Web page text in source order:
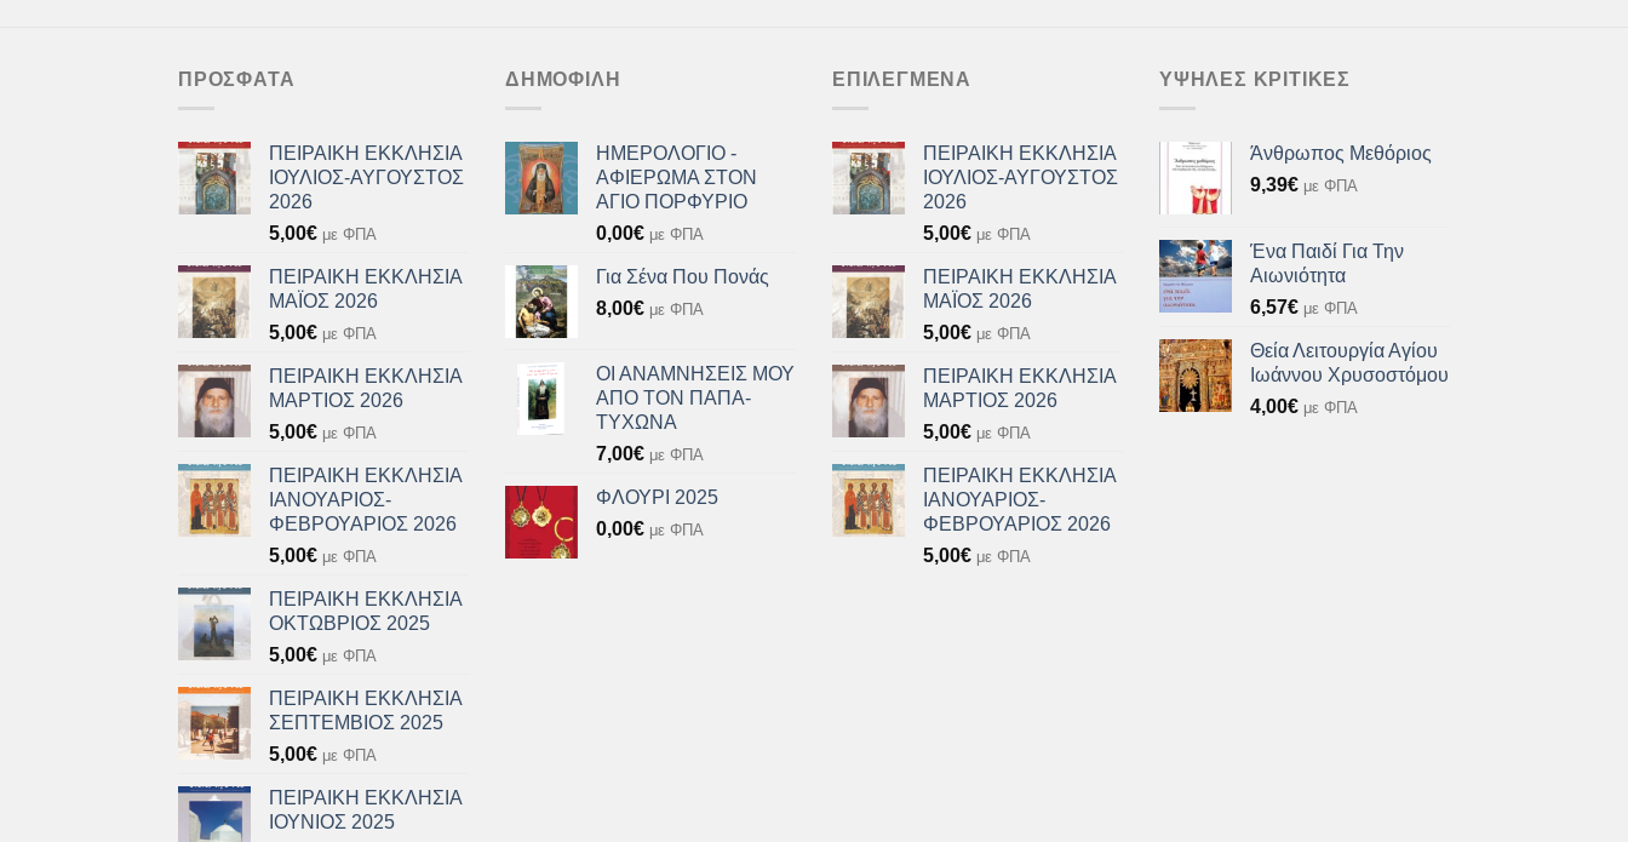
ΠΡΌΣΦΑΤΑ
ΠΕΙΡΑΙΚΗ ΕΚΚΛΗΣΙΑ
ΙΟΥΛΙΟΣ-ΑΥΓΟΥΣΤΟΣ
2026
5,00€ με ΦΠΑ
ΠΕΙΡΑΙΚΗ ΕΚΚΛΗΣΙΑ
ΜΑΪΟΣ 2026
5,00€ με ΦΠΑ
ΠΕΙΡΑΙΚΗ ΕΚΚΛΗΣΙΑ
ΜΑΡΤΙΟΣ 2026
5,00€ με ΦΠΑ
ΠΕΙΡΑΙΚΗ ΕΚΚΛΗΣΙΑ
ΙΑΝΟΥΑΡΙΟΣ-
ΦΕΒΡΟΥΑΡΙΟΣ 2026
5,00€ με ΦΠΑ
ΠΕΙΡΑΙΚΗ ΕΚΚΛΗΣΙΑ
ΟΚΤΩΒΡΙΟΣ 2025
5,00€ με ΦΠΑ
ΠΕΙΡΑΙΚΗ ΕΚΚΛΗΣΙΑ
ΣΕΠΤΕΜΒΙΟΣ 2025
5,00€ με ΦΠΑ
ΠΕΙΡΑΙΚΗ ΕΚΚΛΗΣΙΑ
ΙΟΥΝΙΟΣ 2025
ΔΗΜΟΦΙΛΉ
ΗΜΕΡΟΛΟΓΙΟ -
ΑΦΙΕΡΩΜΑ ΣΤΟΝ
ΑΓΙΟ ΠΟΡΦΥΡΙΟ
0,00€ με ΦΠΑ
Για Σένα Που Πονάς
8,00€ με ΦΠΑ
ΟΙ ΑΝΑΜΝΗΣΕΙΣ ΜΟΥ
ΑΠΟ ΤΟΝ ΠΑΠΑ-
ΤΥΧΩΝΑ
7,00€ με ΦΠΑ
ΦΛΟΥΡΙ 2025
0,00€ με ΦΠΑ
ΕΠΙΛΕΓΜΈΝΑ
ΠΕΙΡΑΙΚΗ ΕΚΚΛΗΣΙΑ
ΙΟΥΛΙΟΣ-ΑΥΓΟΥΣΤΟΣ
2026
5,00€ με ΦΠΑ
ΠΕΙΡΑΙΚΗ ΕΚΚΛΗΣΙΑ
ΜΑΪΟΣ 2026
5,00€ με ΦΠΑ
ΠΕΙΡΑΙΚΗ ΕΚΚΛΗΣΙΑ
ΜΑΡΤΙΟΣ 2026
5,00€ με ΦΠΑ
ΠΕΙΡΑΙΚΗ ΕΚΚΛΗΣΙΑ
ΙΑΝΟΥΑΡΙΟΣ-
ΦΕΒΡΟΥΑΡΙΟΣ 2026
5,00€ με ΦΠΑ
ΥΨΗΛΈΣ ΚΡΙΤΙΚΈΣ
Άνθρωπος Μεθόριος
9,39€ με ΦΠΑ
Ένα Παιδί Για Την
Αιωνιότητα
6,57€ με ΦΠΑ
Θεία Λειτουργία Αγίου
Ιωάννου Χρυσοστόμου
4,00€ με ΦΠΑ